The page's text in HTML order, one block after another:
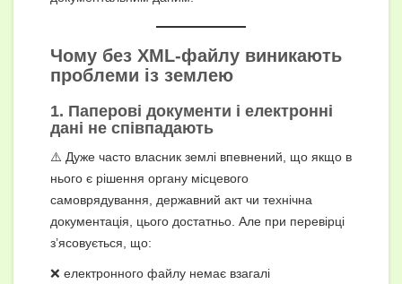
Чому без XML-файлу виникають
проблеми із землею
1. Паперові документи і електронні
дані не співпадають
⚠️ Дуже часто власник землі впевнений, що якщо в
нього є рішення органу місцевого
самоврядування, державний акт чи технічна
документація, цього достатньо. Але при перевірці
з’ясовується, що:
❌ електронного файлу немає взагалі